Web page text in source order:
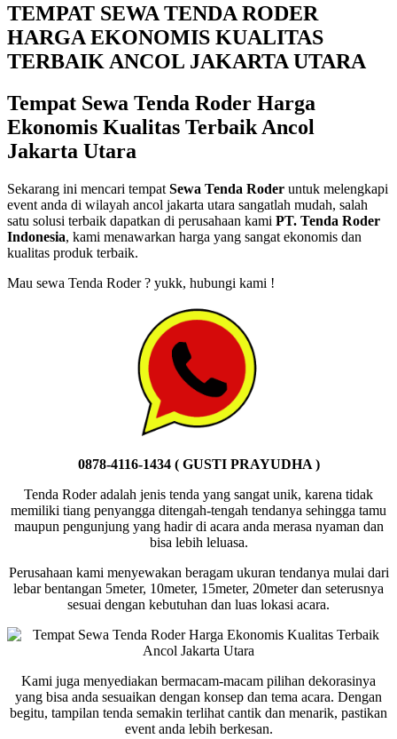
TEMPAT SEWA TENDA RODER
HARGA EKONOMIS KUALITAS
TERBAIK ANCOL JAKARTA UTARA
Tempat Sewa Tenda Roder Harga
Ekonomis Kualitas Terbaik Ancol
Jakarta Utara
Sekarang ini mencari tempat Sewa Tenda Roder untuk melengkapi
event anda di wilayah ancol jakarta utara sangatlah mudah, salah
satu solusi terbaik dapatkan di perusahaan kami PT. Tenda Roder
Indonesia, kami menawarkan harga yang sangat ekonomis dan
kualitas produk terbaik.
Mau sewa Tenda Roder ? yukk, hubungi kami !
0878-4116-1434 ( GUSTI PRAYUDHA )
Tenda Roder adalah jenis tenda yang sangat unik, karena tidak
memiliki tiang penyangga ditengah-tengah tendanya sehingga tamu
maupun pengunjung yang hadir di acara anda merasa nyaman dan
bisa lebih leluasa.
Perusahaan kami menyewakan beragam ukuran tendanya mulai dari
lebar bentangan 5meter, 10meter, 15meter, 20meter dan seterusnya
sesuai dengan kebutuhan dan luas lokasi acara.
Kami juga menyediakan bermacam-macam pilihan dekorasinya
yang bisa anda sesuaikan dengan konsep dan tema acara. Dengan
begitu, tampilan tenda semakin terlihat cantik dan menarik, pastikan
event anda lebih berkesan.